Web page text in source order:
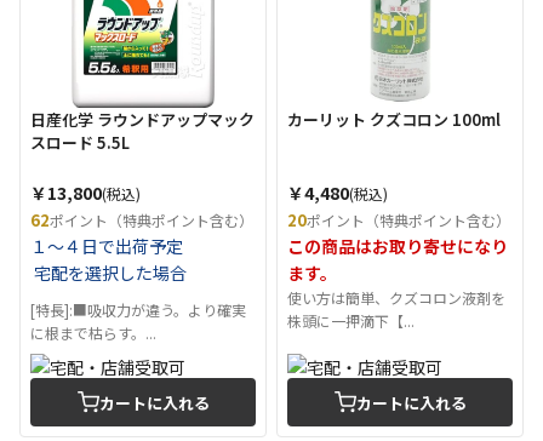
日産化学 ラウンドアップマック
スロード 5.5L
￥13,800(税込)
62ポイント（特典ポイント含む）
１～４日で出荷予定
宅配を選択した場合
[特長]:■吸収力が違う。より確実
に根まで枯らす。...
カートに入れる
カーリット クズコロン 100ml
￥4,480(税込)
20ポイント（特典ポイント含む）
この商品はお取り寄せになり
ます。
使い方は簡単、クズコロン液剤を
株頭に一押滴下【...
カートに入れる